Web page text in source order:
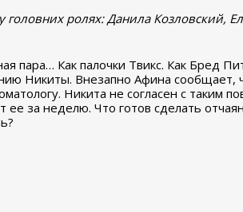
ролях: Данила Козловский,
пара… Как палочки Твикс. Как Бред
Никиты. Внезапно Афина сообщает,
Никита не согласен с таким
за неделю. Что готов сделать